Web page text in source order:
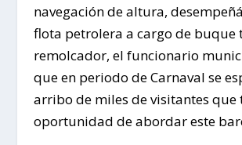
navegación de altura,
flota petrolera a cargo de buque
remolcador, el funcionario
que en periodo de Carnaval se
arribo de miles de visitantes que
oportunidad de abordar este